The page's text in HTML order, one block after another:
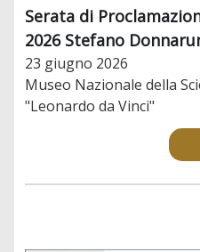
Serata di
2026 Stefano
23 giugno 2026
Museo Nazionale della
"Leonardo da Vinci"